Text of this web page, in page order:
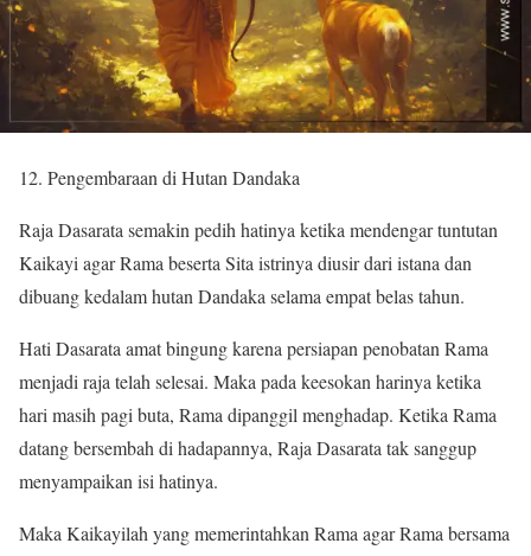
12. Pengembaraan di Hutan Dandaka
Raja Dasarata semakin pedih hatinya ketika mendengar tuntutan
Kaikayi agar Rama beserta Sita istrinya diusir dari istana dan
dibuang kedalam hutan Dandaka selama empat belas tahun.
Hati Dasarata amat bingung karena persiapan penobatan Rama
menjadi raja telah selesai. Maka pada keesokan harinya ketika
hari masih pagi buta, Rama dipanggil menghadap. Ketika Rama
datang bersembah di hadapannya, Raja Dasarata tak sanggup
menyampaikan isi hatinya.
Maka Kaikayilah yang memerintahkan Rama agar Rama bersama